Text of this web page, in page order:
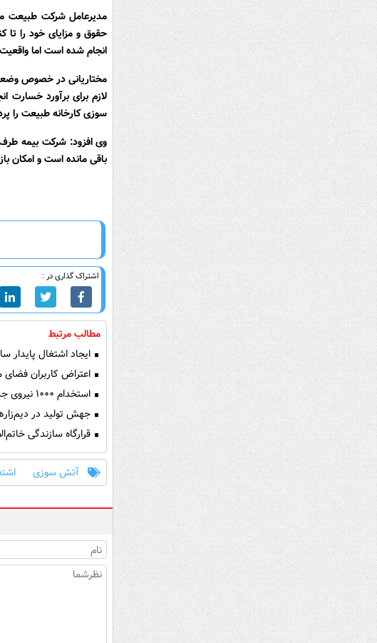
مدیرعامل شرکت طبیعت
حقوق و مزایای خود را تا
انجام شده است اما
مختاریانی در خصوص
لازم برای برآورد
سوزی کارخانه طبیعت را
وی افزود: شرکت بیمه طرف
باقی مانده است و امکان
اشتراک گذاری در :
مطالب مرتبط
ایجاد اشتغال
اعتراض کاربران فضای
استخدام ۱۰۰۰ نیروی جدید در مجتمع گاز پارس جنوبی
جهش تولید در دیم‌زارها | اجرای موفق
قرارگاه سازندگی
آتش سوزی